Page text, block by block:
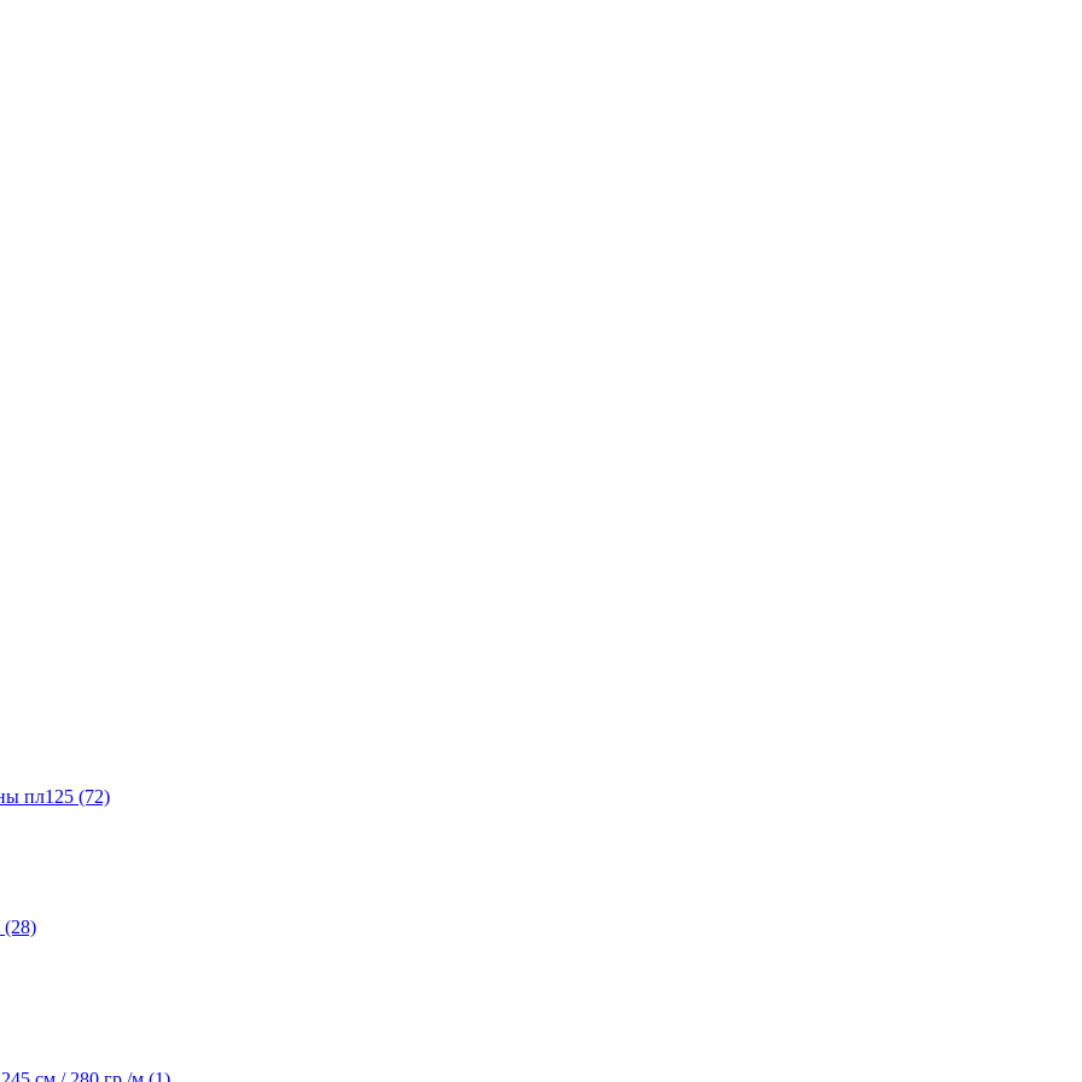
пл125 (72)